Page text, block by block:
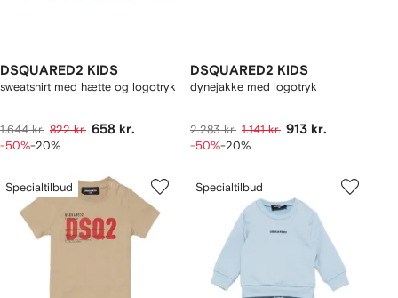
DSQUARED2 KIDS
sweatshirt med hætte og logotryk
1.644 kr. 822 kr. 658 kr.
-50%-20%
DSQUARED2 KIDS
dynejakke med logotryk
2.283 kr. 1.141 kr. 913 kr.
-50%-20%
Specialtilbud Specialtilbud